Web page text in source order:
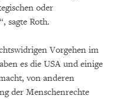
oder
sagte Roth.
Vorgehen im
es die USA und einige
von anderen
der Menschenrechte